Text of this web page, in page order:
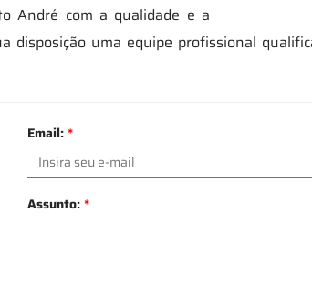
André com a qualidade e a
uma equipe profissional
Email:*
Assunto:*